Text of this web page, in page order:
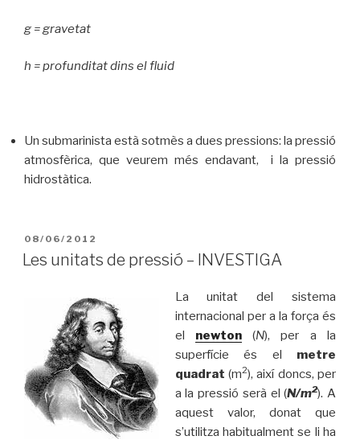
g = gravetat
h = profunditat dins el fluid
Un submarinista està sotmès a dues pressions: la pressió
atmosfèrica, que veurem més endavant, i la pressió
hidrostàtica.
PUBLICAT
A
08/06/2012
Les unitats de pressió – INVESTIGA
La unitat del sistema
internacional per a la força és
el newton(N), per a la
superfície és el metre
quadrat (m2), així doncs, per
a la pressió serà el (N/m2). A
aquest valor, donat que
s’utilitza habitualment se li ha